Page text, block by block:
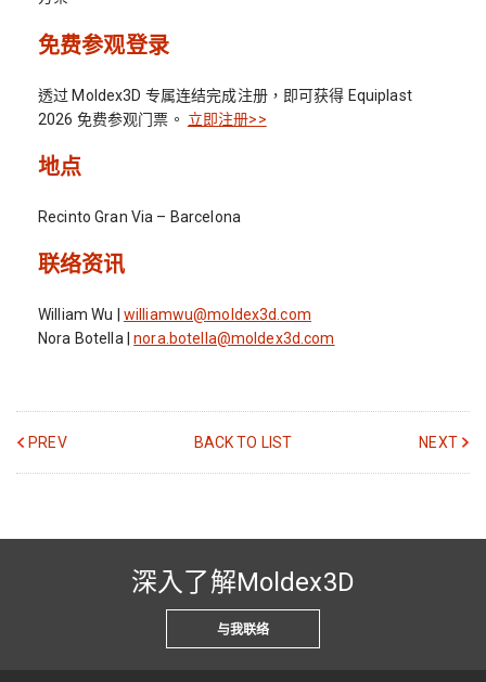
免费参观登录
透过 Moldex3D 专属连结完成注册，即可获得 Equiplast
2026 免费参观门票。 立即注册>>
地点
Recinto Gran Via – Barcelona
联络资讯
William Wu | williamwu@moldex3d.com
Nora Botella |nora.botella@moldex3d.com
PREV BACK TO LIST NEXT
深入了解Moldex3D
与我联络